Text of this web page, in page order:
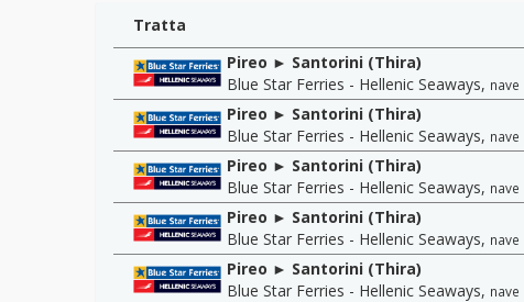
Tratta
Pireo ► Santorini (Thira)
Blue Star Ferries - Hellenic Seaways, nave
Pireo ► Santorini (Thira)
Blue Star Ferries - Hellenic Seaways, nave
Pireo ► Santorini (Thira)
Blue Star Ferries - Hellenic Seaways, nave
Pireo ► Santorini (Thira)
Blue Star Ferries - Hellenic Seaways, nave
Pireo ► Santorini (Thira)
Blue Star Ferries - Hellenic Seaways, nave